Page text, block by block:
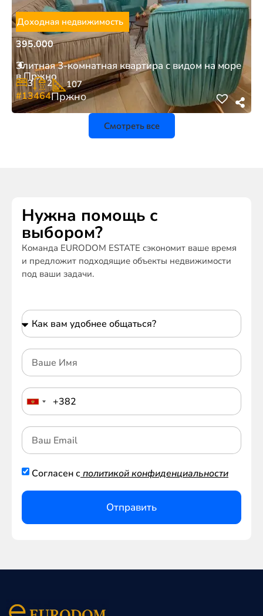
395.000
€
Элитная 3-комнатная квартира с видом на море
в Пржно
3 2 107
#13464Пржно
Доходная недвижимость
Смотреть все
Нужна помощь с
выбором?
Команда EURODOM ESTATE сэкономит ваше время
и предложит подходящие объекты недвижимости
под ваши задачи.
Согласен с политикой конфиденциальности
Отправить